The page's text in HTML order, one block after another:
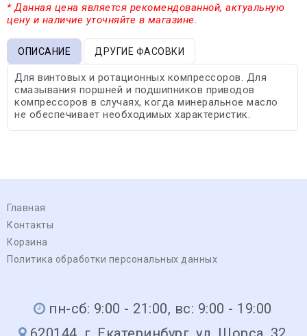
* Данная цена является рекомендованной, актуальную
цену и наличие уточняйте в магазине.
ОПИСАНИЕ ДРУГИЕ ФАСОВКИ
Для винтовых и ротационных компрессоров. Для
смазывания поршней и подшипников приводов
компрессоров в случаях, когда минеральное масло
не обеспечивает необходимых характеристик.
Главная
Контакты
Корзина
Политика обработки персональных данных
пн-сб: 9:00 - 21:00, вс: 9:00 - 19:00